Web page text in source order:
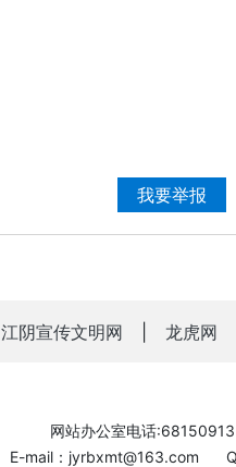
我要举报
江阴宣传文明网 龙虎网
网站办公室电话:68150913
E-mail：jyrbxmt@163.com